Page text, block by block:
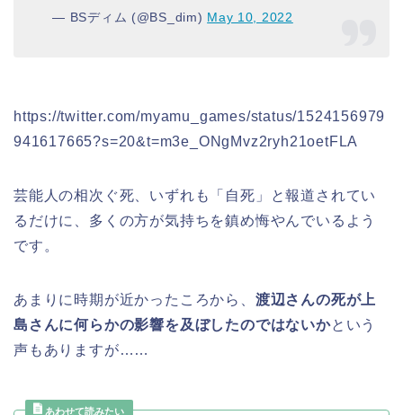
— BSディム (@BS_dim) May 10, 2022
https://twitter.com/myamu_games/status/1524156979
941617665?s=20&t=m3e_ONgMvz2ryh21oetFLA
芸能人の相次ぐ死、いずれも「自死」と報道されてい
るだけに、多くの方が気持ちを鎮め悔やんでいるよう
です。
あまりに時期が近かったころから、 渡辺さんの死が上
島さんに何らかの影響を及ぼしたのではないかという
声もありますが……